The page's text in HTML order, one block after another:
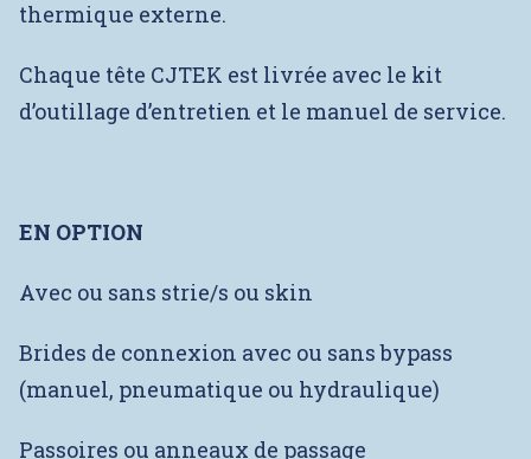
thermique externe.
Chaque tête CJTEK est livrée avec le kit
d’outillage d’entretien et le manuel de service.
EN OPTION
Avec ou sans strie/s ou skin
Brides de connexion avec ou sans bypass
(manuel, pneumatique ou hydraulique)
Passoires ou anneaux de passage